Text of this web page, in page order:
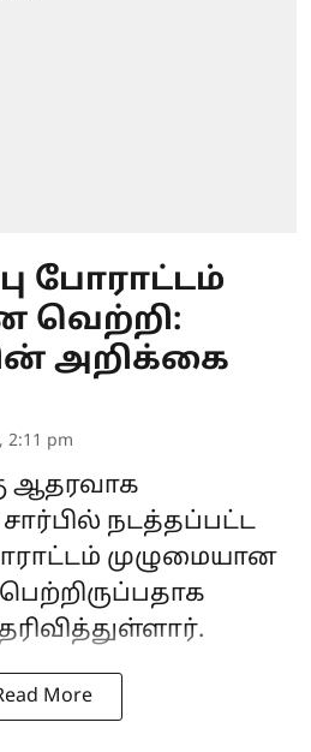
போராட்டம்
வெற்றி:
அறிக்கை
2:11 pm
ஆதரவாக
நடத்தப்பட்ட
முழுமையான
More